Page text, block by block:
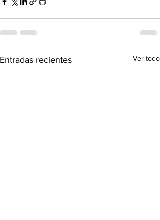
Entradas recientes Ver todo